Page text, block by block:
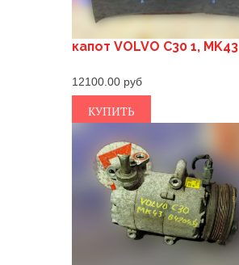
капот VOLVO C30 1, MK43
12100.00
КУПИТЬ